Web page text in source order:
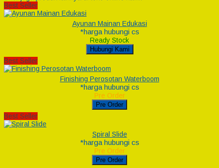
Best Seller
Ayunan Mainan Edukasi
*harga hubungi cs
Ready Stock
Hubungi Kami
Best Seller
Finishing Perosotan Waterboom
*harga hubungi cs
Pre Order
Pre Order
Best Seller
Spiral Slide
*harga hubungi cs
Pre Order
Pre Order